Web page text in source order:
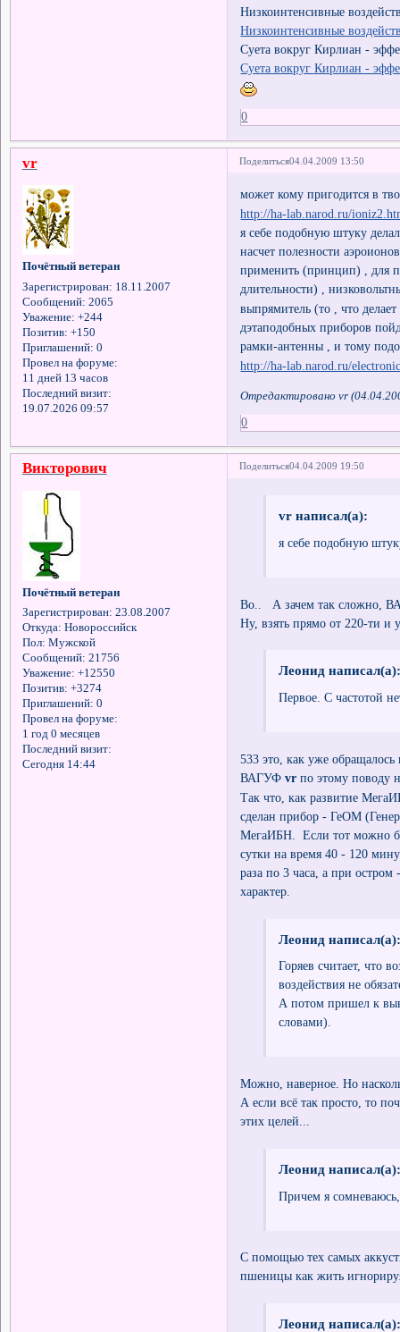
Низкоинтенсивные
Низкоинтенсивные
Суета вокруг Кирлиан -
Суета вокруг Кирлиан -
0
Поделиться04.04.2009 13:50
vr
Почётный ветеран
Зарегистрирован: 18.11.2007
Сообщений: 2065
Уважение: +244
Позитив: +150
Приглашений: 0
Провел на форуме:
11 дней 13 часов
Последний визит:
19.07.2026 09:57
может кому пригодится в
http://ha-lab.narod.ru/
я себе подобную штуку
насчет полезности
применить (принцип) , для
длительности) ,
выпрямитель (то , что
дэтаподобных приборов
рамки-антенны , и тому
http://ha-lab.narod.ru/
Отредактировано vr
0
Поделиться04.04.2009 19:50
Викторович
Почётный ветеран
Зарегистрирован: 23.08.2007
Откуда: Новороссийск
Пол: Мужской
Сообщений: 21756
Уважение: +12550
Позитив: +3274
Приглашений: 0
Провел на форуме:
1 год 0 месяцев
Последний визит:
Сегодня 14:44
vr написал(а):
я себе подобную
Во.. А зачем так сложно,
Ну, взять прямо от 220-ти и
Леонид написал(а):
Первое. С частотой
533 это, как уже
ВАГУФvr по этому поводу
Так что, как развитие
сделан прибор - ГеОМ
МегаИБН. Если тот можно
сутки на время 40 - 120
раза по 3 часа, а при
характер.
Леонид написал(а):
Горяев считает, что
воздействия не
А потом пришел к
словами).
Можно, наверное. Но
А если всё так просто, то
этих целей...
Леонид написал(а):
Причем я
С помощью тех самых
пшеницы как жить
Леонид написал(а):